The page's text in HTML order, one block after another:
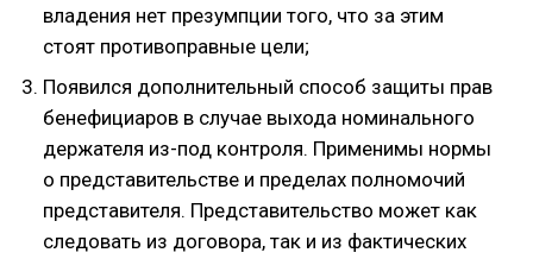
владения нет презумпции того, что за этим
стоят противоправные цели;
Появился дополнительный способ защиты прав
бенефициаров в случае выхода номинального
держателя из-под контроля. Применимы нормы
о представительстве и пределах полномочий
представителя. Представительство может как
следовать из договора, так и из фактических